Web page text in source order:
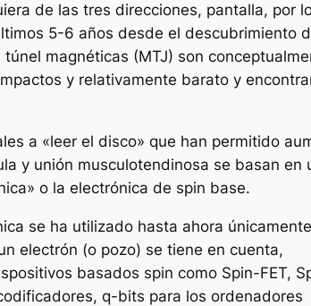
de las tres direcciones, pantalla, por
5-6 años desde el descubrimiento
magnéticas (MTJ) son
y relativamente barato y
a «leer el disco» que han permitido
y unión musculotendinosa se basan en
o la electrónica de spin base.
se ha utilizado hasta ahora
electrón (o pozo) se tiene en cuenta,
basados spin como Spin-FET,
q-bits para los ordenadores